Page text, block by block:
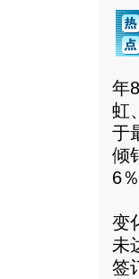
年
虹
于
倾
6％
变
未
签